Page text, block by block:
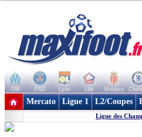
OM PSG Lyon Lille Monaco
+ de clubs
Mercato Ligue 1 L2/Coupes
Ligue des